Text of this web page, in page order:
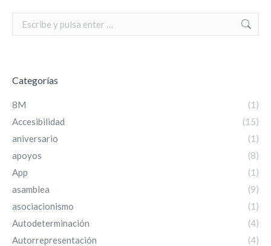
Search:
Categorías
8M
(1)
Accesibilidad
(15)
aniversario
(1)
apoyos
(8)
App
(1)
asamblea
(9)
asociacionismo
(1)
Autodeterminación
(4)
Autorrepresentación
(4)